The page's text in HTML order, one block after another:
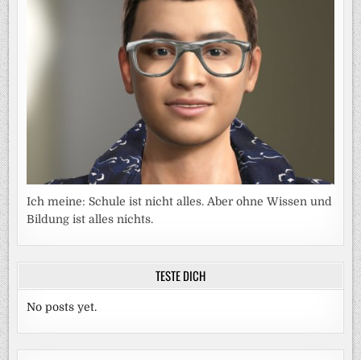
Ich meine: Schule ist nicht alles. Aber ohne Wissen und
Bildung ist alles nichts.
TESTE DICH
No posts yet.